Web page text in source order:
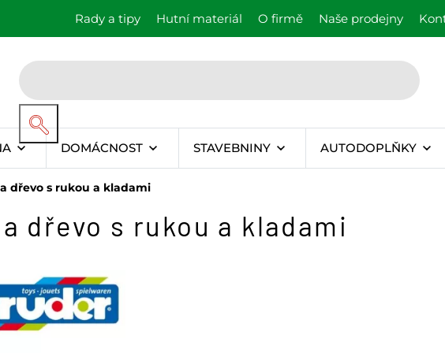
Rady a tipy Hutní materiál O firmě Naše prodejny
DOMÁCNOST STAVEBNINY AUTODOPLŇKY
dřevo s rukou a kladami
dřevo s rukou a kladami